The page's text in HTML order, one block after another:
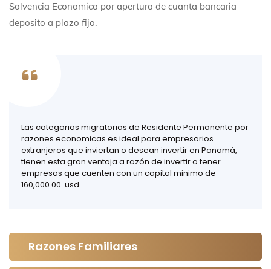
Solvencia Economica por apertura de cuanta bancaria
deposito a plazo fijo.
Las categorias migratorias de Residente Permanente por
razones economicas es ideal para empresarios
extranjeros que inviertan o desean invertir en Panamá,
tienen esta gran ventaja a razón de invertir o tener
empresas que cuenten con un capital minimo de
160,000.00 usd.
Razones Familiares